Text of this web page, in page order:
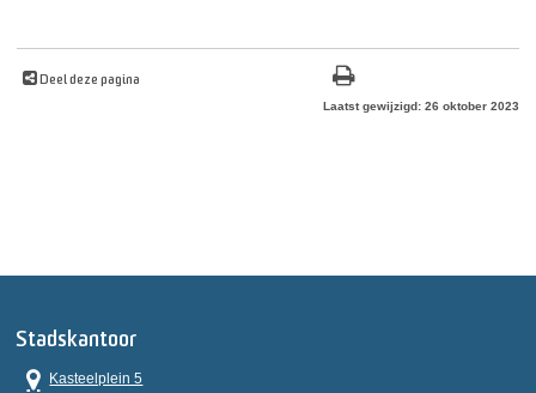
Deel deze pagina
Laatst gewijzigd: 26 oktober 2023
Stadskantoor
Kasteelplein 5